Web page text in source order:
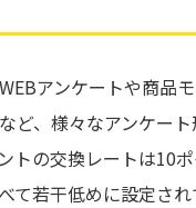
アンケートや商品
ど、様々なアンケー
トの交換レートは10
て若干低めに設定され